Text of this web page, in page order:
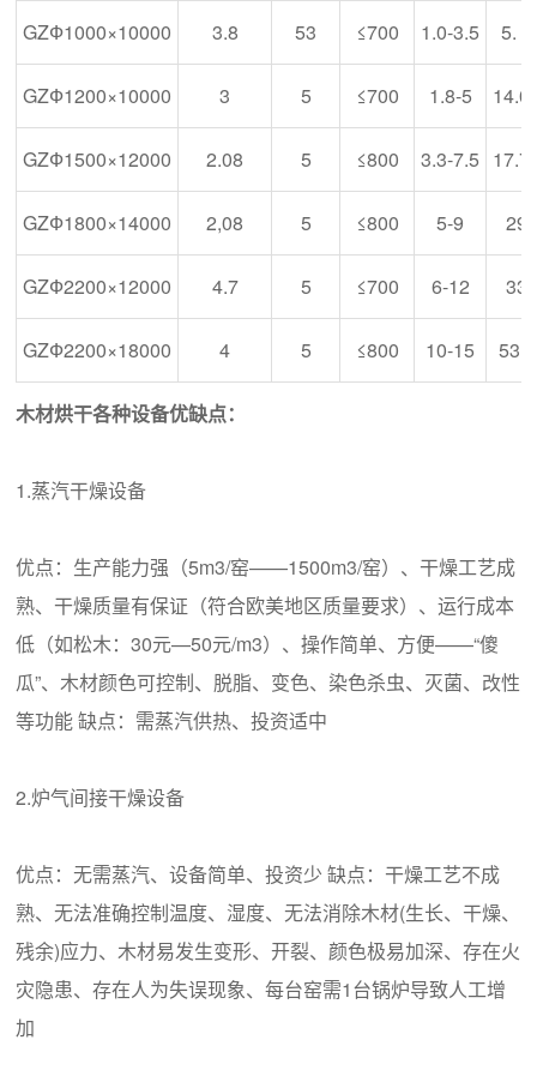
GZФ1000×10000 3.8 53 ≤700 1.0-3.5 5. 6
GZФ1200×10000 3 5 ≤700 1.8-5
GZФ1500×12000 2.08 5 ≤800 3.3-7.5
GZФ1800×14000 2,08 5 ≤800 5-9 29
GZФ2200×12000 4.7 5 ≤700 6-12 33
GZФ2200×18000 4 5 ≤800 10-15 53.3
木材烘干各种设备优缺点：
1.蒸汽干燥设备
优点：生产能力强（5m3/窑——1500m3/窑）、干燥工艺成
熟、干燥质量有保证（符合欧美地区质量要求）、运行成本
低（如松木：30元—50元/m3）、操作简单、方便——“傻
瓜”、木材颜色可控制、脱脂、变色、染色杀虫、灭菌、改性
等功能 缺点：需蒸汽供热、投资适中
2.炉气间接干燥设备
优点：无需蒸汽、设备简单、投资少 缺点：干燥工艺不成
熟、无法准确控制温度、湿度、无法消除木材(生长、干燥、
残余)应力、木材易发生变形、开裂、颜色极易加深、存在火
灾隐患、存在人为失误现象、每台窑需1台锅炉导致人工增
加